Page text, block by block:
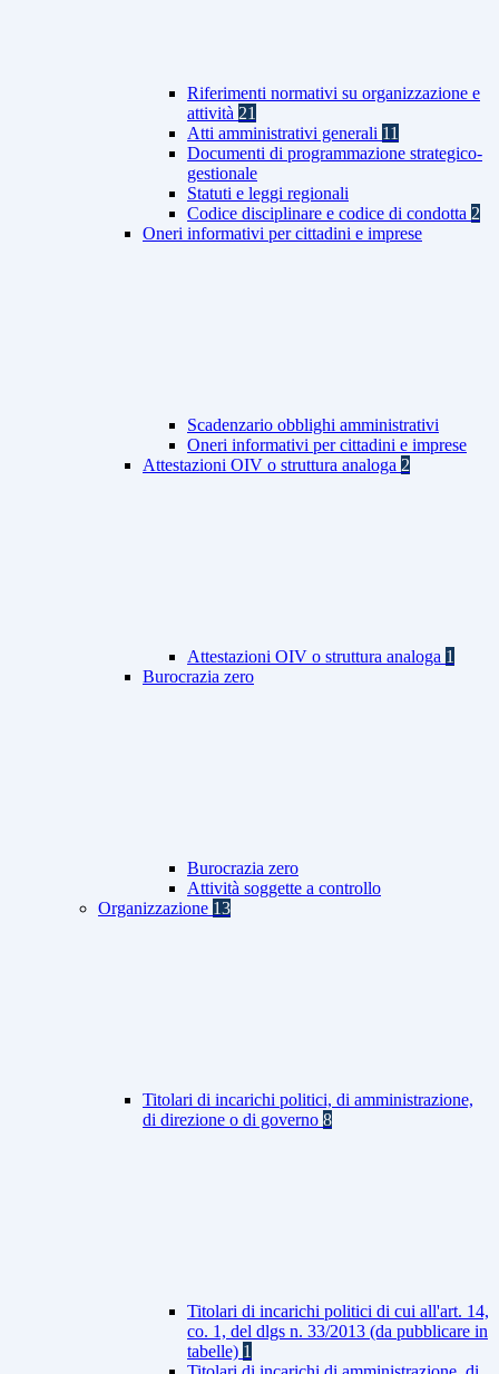
Riferimenti normativi su organizzazione e
attività 21
Atti amministrativi generali 11
Documenti di programmazione strategico-
gestionale
Statuti e leggi regionali
Codice disciplinare e codice di condotta 2
Oneri informativi per cittadini e imprese
Scadenzario obblighi amministrativi
Oneri informativi per cittadini e imprese
Attestazioni OIV o struttura analoga 2
Attestazioni OIV o struttura analoga 1
Burocrazia zero
Burocrazia zero
Attività soggette a controllo
Organizzazione 13
Titolari di incarichi politici, di amministrazione,
di direzione o di governo 8
Titolari di incarichi politici di cui all'art. 14,
co. 1, del dlgs n. 33/2013 (da pubblicare in
tabelle) 1